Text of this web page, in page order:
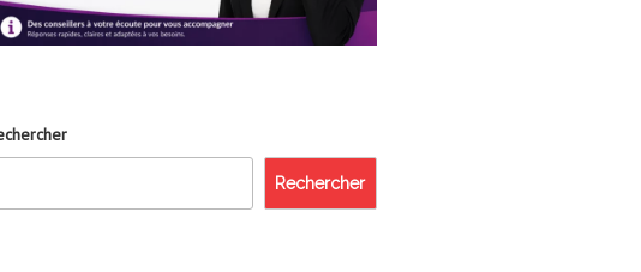
Rechercher